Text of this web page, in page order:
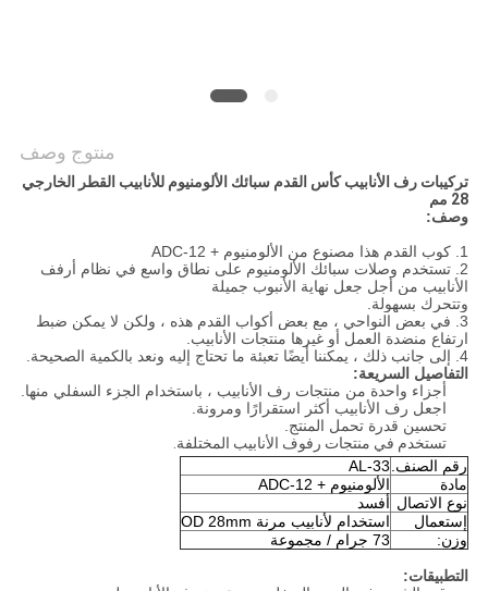
منتوج وصف
تركيبات رف الأنابيب كأس القدم سبائك الألومنيوم للأنابيب القطر الخارجي
28 مم
وصف:
1. كوب القدم هذا مصنوع من الألومنيوم + ADC-12
2. تستخدم وصلات سبائك الألومنيوم على نطاق واسع في نظام أرفف
الأنابيب من أجل جعل نهاية الأنبوب جميلة
وتتحرك بسهولة.
3. في بعض النواحي ، مع بعض أكواب القدم هذه ، ولكن لا يمكن ضبط
ارتفاع منضدة العمل أو غيرها منتجات الأنابيب.
4. إلى جانب ذلك ، يمكننا أيضًا تعبئة ما تحتاج إليه ونعد بالكمية الصحيحة.
التفاصيل السريعة:
أجزاء واحدة من منتجات رف الأنابيب ، باستخدام الجزء السفلي منها.
اجعل رف الأنابيب أكثر استقرارًا ومرونة.
تحسين قدرة تحمل المنتج.
تستخدم في منتجات رفوف الأنابيب المختلفة.
رقم الصنف.AL-33
مادة
الألومنيوم + ADC-12
نوع الاتصال أفسد
إستعمال
استخدام لأنابيب مرنة OD 28mm
وزن:
73 جرام / مجموعة
التطبيقات: